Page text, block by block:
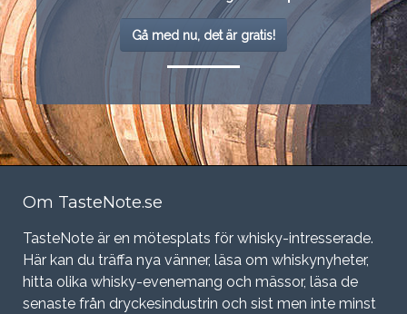
Gå med nu, det är gratis!
Om TasteNote.se
TasteNote är en mötesplats för whisky-intresserade.
Här kan du träffa nya vänner, läsa om whiskynyheter,
hitta olika whisky-evenemang och mässor, läsa de
senaste från dryckesindustrin och sist men inte minst